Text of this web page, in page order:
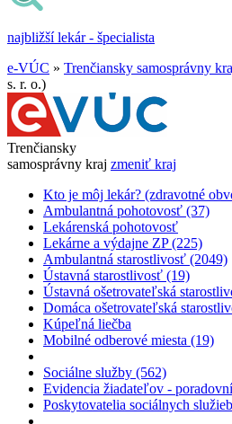
najbližší lekár - špecialista
e-VÚC » Trenčiansky samosprávny
s. r. o.)
Trenčiansky
samosprávny kraj zmeniť kraj
Kto je môj lekár? (zdravotné
Ambulantná pohotovosť (37)
Lekárenská pohotovosť
Lekárne a výdajne ZP (225)
Ambulantná starostlivosť (2049)
Ústavná starostlivosť (19)
Ústavná ošetrovateľská
Domáca ošetrovateľská
Kúpeľná liečba
Mobilné odberové miesta (19)
Sociálne služby (562)
Evidencia žiadateľov -
Poskytovatelia sociálnych služieb